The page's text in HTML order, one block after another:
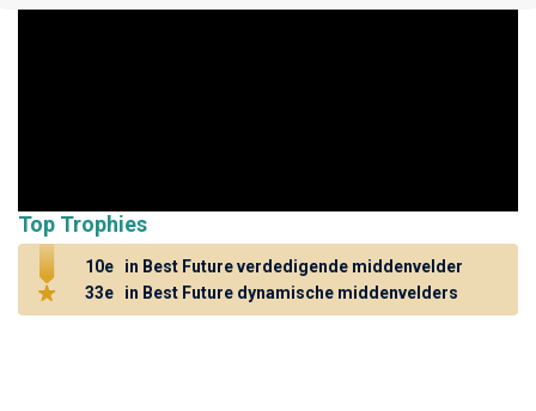
Top Trophies
10e
in Best Future verdedigende middenvelder
33e
in Best Future dynamische middenvelders